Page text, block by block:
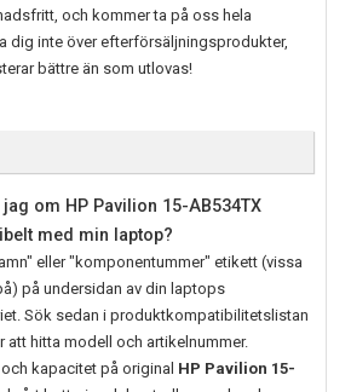
och kommer ta på oss hela
dig inte över efterförsäljningsprodukter,
bättre än som utlovas!
om HP Pavilion 15-AB534TX
med min laptop?
eller "komponentummer" etikett (vissa
på undersidan av din laptops
Sök sedan i produktkompatibilitetslistan
hitta modell och artikelnummer.
kapacitet på original HP Pavilion 15-